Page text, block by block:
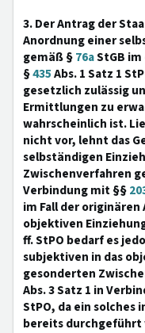
3. Der Antrag der
Anordnung einer
gemäß §76aStGB
§435Abs. 1 Satz 1
gesetzlich zulässig
Ermittlungen zu
wahrscheinlich ist.
nicht vor, lehnt das
selbständigen
Zwischenverfahren
Verbindung mit §§
im Fall der
objektiven
ff. StPO bedarf es
subjektiven in das
gesonderten
Abs. 3 Satz 1 in
StPO, da ein solches
bereits